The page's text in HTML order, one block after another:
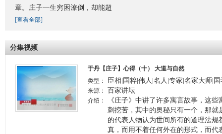
章。庄子一生穷困潦倒，却能超
[查看全部]
分集视频
于丹【庄子】心得（十） 大道与自然
类型：
臣相|国粹|伟人|名人|专家|名家大师|
来源： 百家讲坛
介绍：
《庄子》中讲了许多寓言故事，这
刺挖苦，其中的奥秘只有一个，那就
的代表人物认为世间所有的道理法规
真，而用不着任何外在的形式，而代